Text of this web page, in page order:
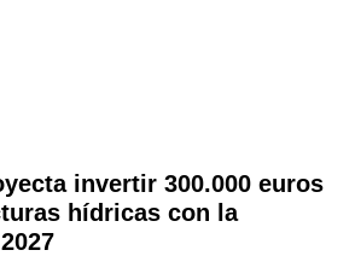
invertir 300.000 euros
hídricas con la